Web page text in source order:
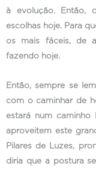
à evolução. Então,
escolhas hoje. Para
os mais fáceis, de
fazendo hoje.
Então, sempre se
com o caminhar de
estará num
aproveitem este
Pilares de Luzes,
diria que a postura